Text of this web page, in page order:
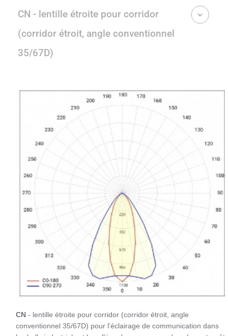
CN - lentille étroite pour corridor
(corridor étroit, angle conventionnel
35/67D)
CN - lentille étroite pour corridor (corridor étroit, angle
conventionnel 35/67D) pour l'éclairage de communication dans